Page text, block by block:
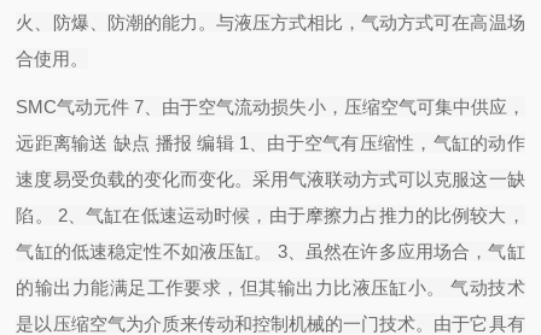
火、防爆、防潮的能力。与液压方式相比，气动方式可在高温场
合使用。
SMC气动元件 7、由于空气流动损失小，压缩空气可集中供应，
远距离输送 缺点 播报 编辑 1、由于空气有压缩性，气缸的动作
速度易受负载的变化而变化。采用气液联动方式可以克服这一缺
陷。 2、气缸在低速运动时候，由于摩擦力占推力的比例较大，
气缸的低速稳定性不如液压缸。 3、虽然在许多应用场合，气缸
的输出力能满足工作要求，但其输出力比液压缸小。 气动技术
是以压缩空气为介质来传动和控制机械的一门技术。由于它具有